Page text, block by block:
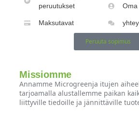
peruutukset
Maksutavat
Oma
Peruuta sopimus
Missiomme
Annamme Microgreenja itujen
tarjoamalla alustallemme paikan
liittyville tiedoille ja jännittäville